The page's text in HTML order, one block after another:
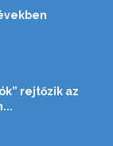
rejtőzik az